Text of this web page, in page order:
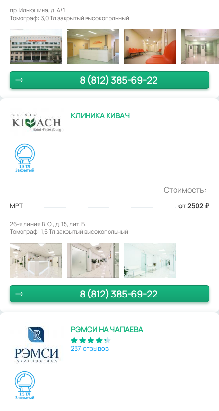
пр. Ильюшина, д. 4/1.
Томограф: 3,0 Тл закрытый высокопольный
8 (812) 385-69-22
КЛИНИКА КИВАЧ
Стоимость:
МРТ от 2502 ₽
26-я линия В. О., д. 15, лит. Б.
Томограф: 1,5 Тл закрытый высокопольный
8 (812) 385-69-22
РЭМСИ НА ЧАПАЕВА
237 отзывов